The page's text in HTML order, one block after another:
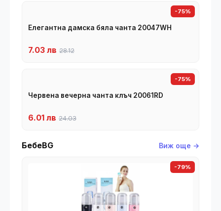
-75%
Елегантна дамска бяла чанта 20047WH
7.03 лв 28.12
-75%
Червена вечерна чанта клъч 20061RD
6.01 лв 24.03
БебеBG Виж още →
-79%